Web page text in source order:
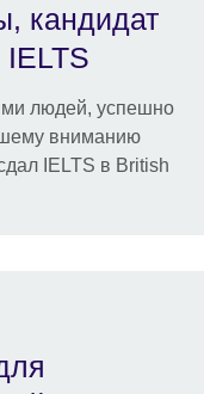
кандидат
людей, успешно
вниманию
IELTS в British